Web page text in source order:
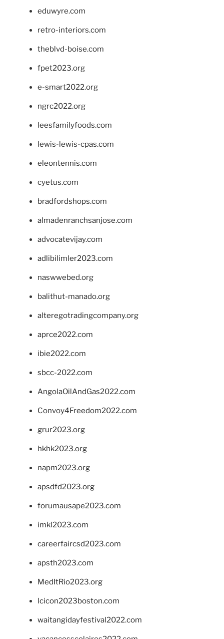
eduwyre.com
retro-interiors.com
theblvd-boise.com
fpet2023.org
e-smart2022.org
ngrc2022.org
leesfamilyfoods.com
lewis-lewis-cpas.com
eleontennis.com
cyetus.com
bradfordshops.com
almadenranchsanjose.com
advocatevijay.com
adlibilimler2023.com
naswwebed.org
balithut-manado.org
alteregotradingcompany.org
aprce2022.com
ibie2022.com
sbcc-2022.com
AngolaOilAndGas2022.com
Convoy4Freedom2022.com
grur2023.org
hkhk2023.org
napm2023.org
apsdfd2023.org
forumausape2023.com
imkl2023.com
careerfaircsd2023.com
apsth2023.com
MedItRio2023.org
lcicon2023boston.com
waitangidayfestival2022.com